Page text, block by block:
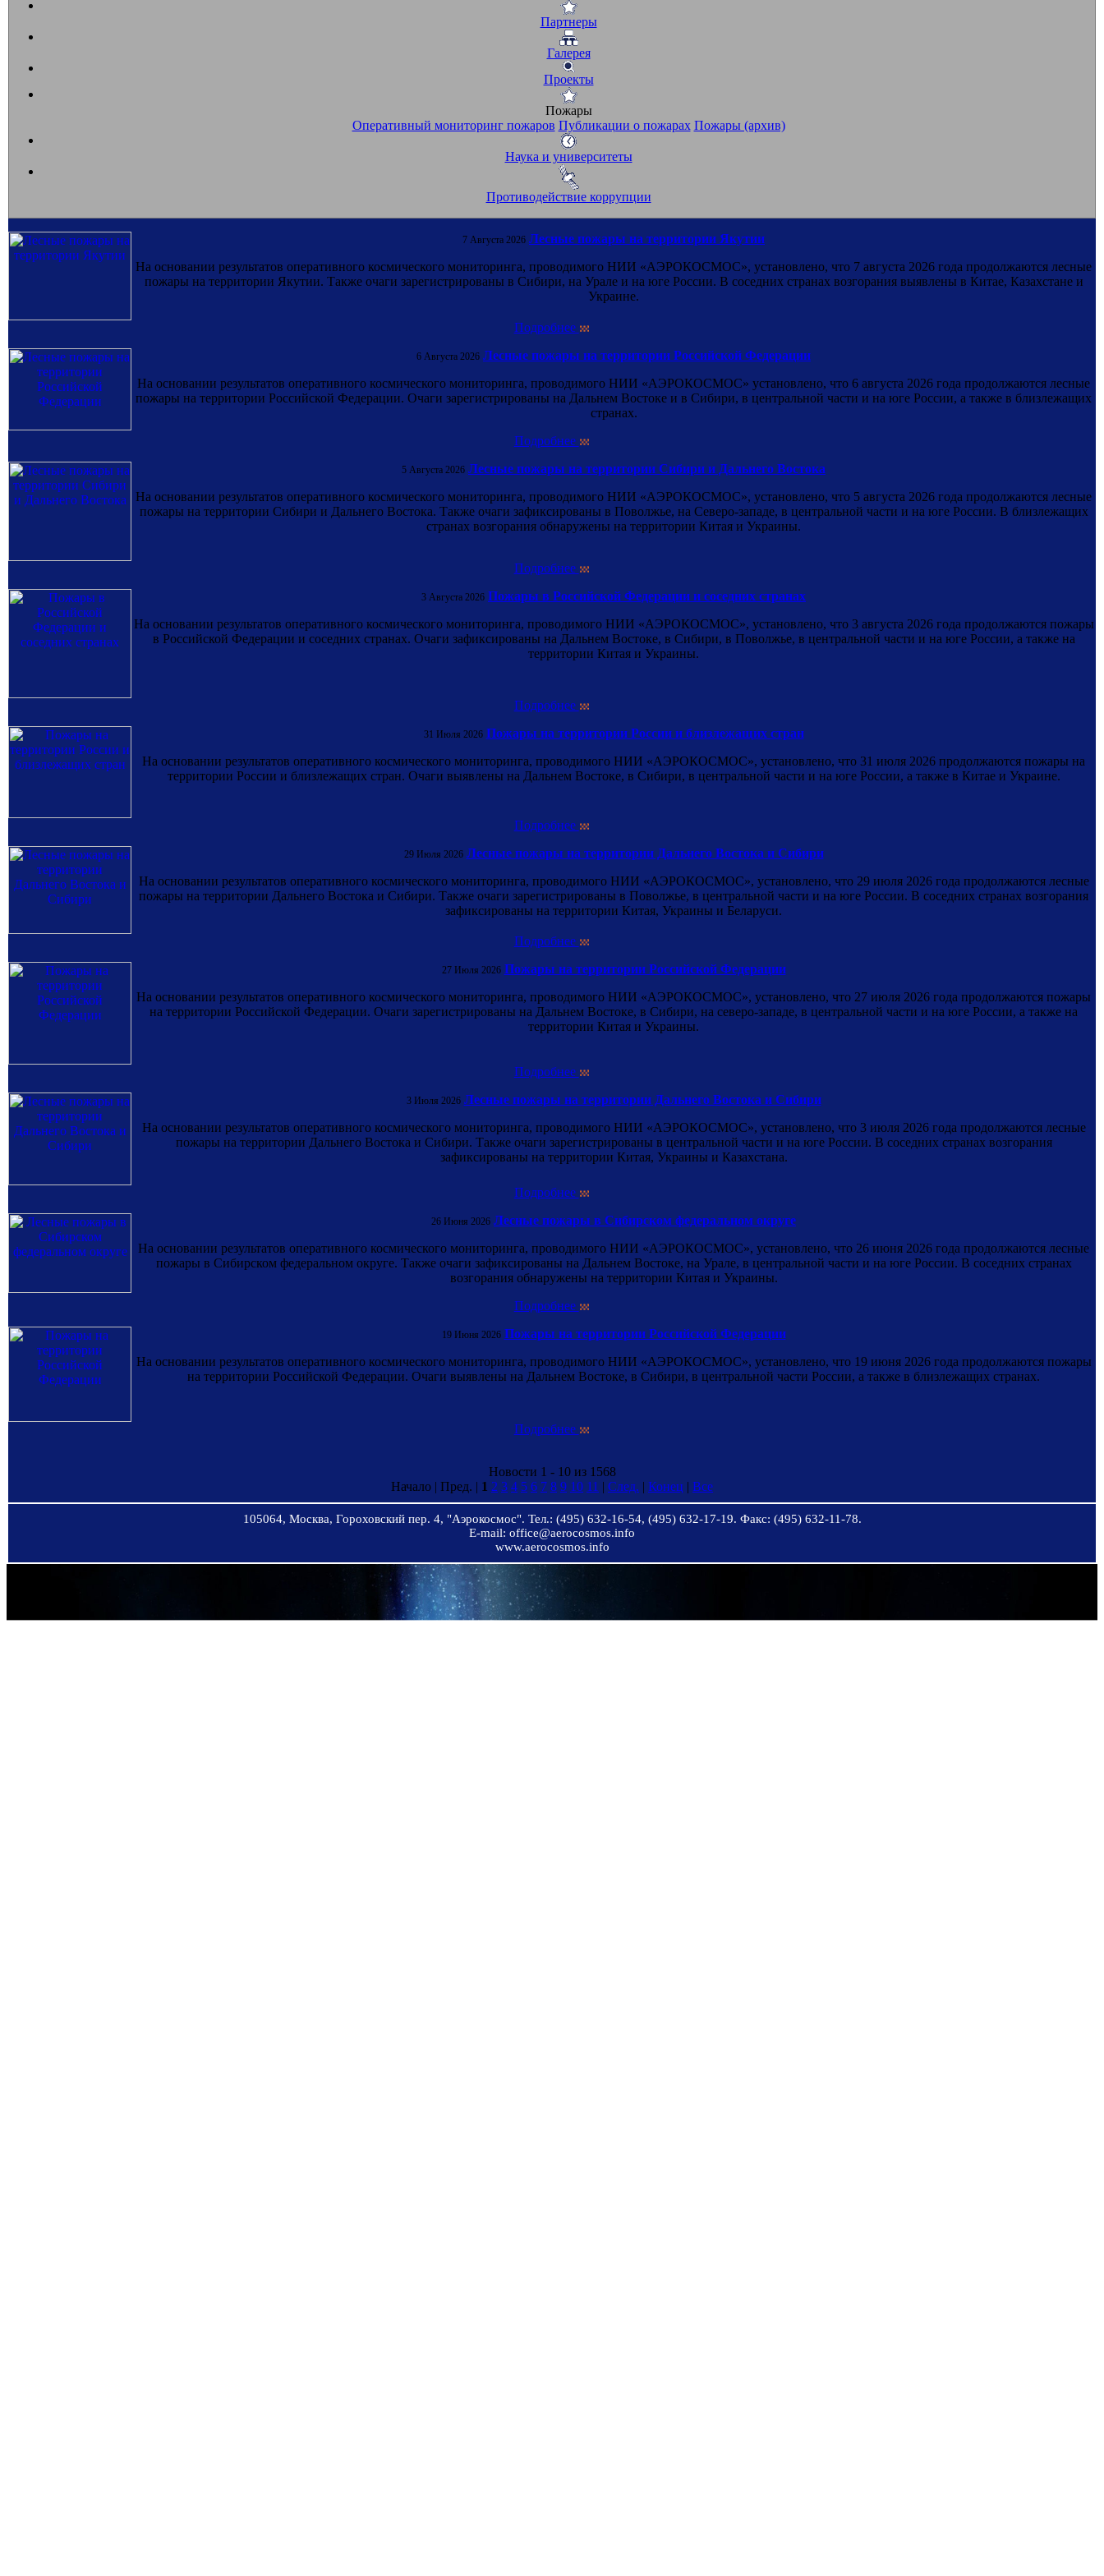
Партнеры
Галерея
Проекты
Пожары
Оперативный мониторинг пожаров Публикации о пожарах Пожары (архив)
Наука и университеты
Противодействие коррупции
7 Августа 2026 Лесные пожары на территории Якутии
На основании результатов оперативного космического мониторинга, проводимого НИИ «АЭРОКОСМОС», установлено, что 7 августа 2026 года продолжаются лесные
пожары на территории Якутии. Также очаги зарегистрированы в Сибири, на Урале и на юге России. В соседних странах возгорания выявлены в Китае, Казахстане и
Украине.
Подробнее
6 Августа 2026 Лесные пожары на территории Российской Федерации
На основании результатов оперативного космического мониторинга, проводимого НИИ «АЭРОКОСМОС» установлено, что 6 августа 2026 года продолжаются лесные
пожары на территории Российской Федерации. Очаги зарегистрированы на Дальнем Востоке и в Сибири, в центральной части и на юге России, а также в близлежащих
странах.
Подробнее
5 Августа 2026 Лесные пожары на территории Сибири и Дальнего Востока
На основании результатов оперативного космического мониторинга, проводимого НИИ «АЭРОКОСМОС», установлено, что 5 августа 2026 года продолжаются лесные
пожары на территории Сибири и Дальнего Востока. Также очаги зафиксированы в Поволжье, на Северо-западе, в центральной части и на юге России. В близлежащих
странах возгорания обнаружены на территории Китая и Украины.
Подробнее
3 Августа 2026 Пожары в Российской Федерации и соседних странах
На основании результатов оперативного космического мониторинга, проводимого НИИ «АЭРОКОСМОС», установлено, что 3 августа 2026 года продолжаются пожары
в Российской Федерации и соседних странах. Очаги зафиксированы на Дальнем Востоке, в Сибири, в Поволжье, в центральной части и на юге России, а также на
территории Китая и Украины.
Подробнее
31 Июля 2026 Пожары на территории России и близлежащих стран
На основании результатов оперативного космического мониторинга, проводимого НИИ «АЭРОКОСМОС», установлено, что 31 июля 2026 продолжаются пожары на
территории России и близлежащих стран. Очаги выявлены на Дальнем Востоке, в Сибири, в центральной части и на юге России, а также в Китае и Украине.
Подробнее
29 Июля 2026 Лесные пожары на территории Дальнего Востока и Сибири
На основании результатов оперативного космического мониторинга, проводимого НИИ «АЭРОКОСМОС», установлено, что 29 июля 2026 года продолжаются лесные
пожары на территории Дальнего Востока и Сибири. Также очаги зарегистрированы в Поволжье, в центральной части и на юге России. В соседних странах возгорания
зафиксированы на территории Китая, Украины и Беларуси.
Подробнее
27 Июля 2026 Пожары на территории Российской Федерации
На основании результатов оперативного космического мониторинга, проводимого НИИ «АЭРОКОСМОС», установлено, что 27 июля 2026 года продолжаются пожары
на территории Российской Федерации. Очаги зарегистрированы на Дальнем Востоке, в Сибири, на северо-западе, в центральной части и на юге России, а также на
территории Китая и Украины.
Подробнее
3 Июля 2026 Лесные пожары на территории Дальнего Востока и Сибири
На основании результатов оперативного космического мониторинга, проводимого НИИ «АЭРОКОСМОС», установлено, что 3 июля 2026 года продолжаются лесные
пожары на территории Дальнего Востока и Сибири. Также очаги зарегистрированы в центральной части и на юге России. В соседних странах возгорания
зафиксированы на территории Китая, Украины и Казахстана.
Подробнее
26 Июня 2026 Лесные пожары в Сибирском федеральном округе
На основании результатов оперативного космического мониторинга, проводимого НИИ «АЭРОКОСМОС», установлено, что 26 июня 2026 года продолжаются лесные
пожары в Сибирском федеральном округе. Также очаги зафиксированы на Дальнем Востоке, на Урале, в центральной части и на юге России. В соседних странах
возгорания обнаружены на территории Китая и Украины.
Подробнее
19 Июня 2026 Пожары на территории Российской Федерации
На основании результатов оперативного космического мониторинга, проводимого НИИ «АЭРОКОСМОС», установлено, что 19 июня 2026 года продолжаются пожары
на территории Российской Федерации. Очаги выявлены на Дальнем Востоке, в Сибири, в центральной части России, а также в близлежащих странах.
Подробнее
Новости 1 - 10 из 1568
Начало | Пред. | 1 2 3 4 5 6 7 8 9 10 11 | След. | Конец | Все
105064, Москва, Гороховский пер. 4, "Аэрокосмос". Тел.: (495) 632-16-54, (495) 632-17-19. Факс: (495) 632-11-78.
E-mail: office@aerocosmos.info
www.aerocosmos.info